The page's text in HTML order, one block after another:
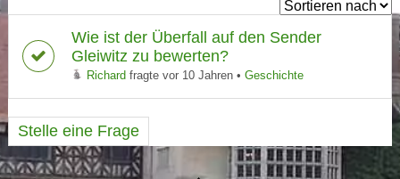
Wie ist der Überfall auf den Sender
Gleiwitz zu bewerten?
Richardfragte vor 10 Jahren• Geschichte
Stelle eine Frage